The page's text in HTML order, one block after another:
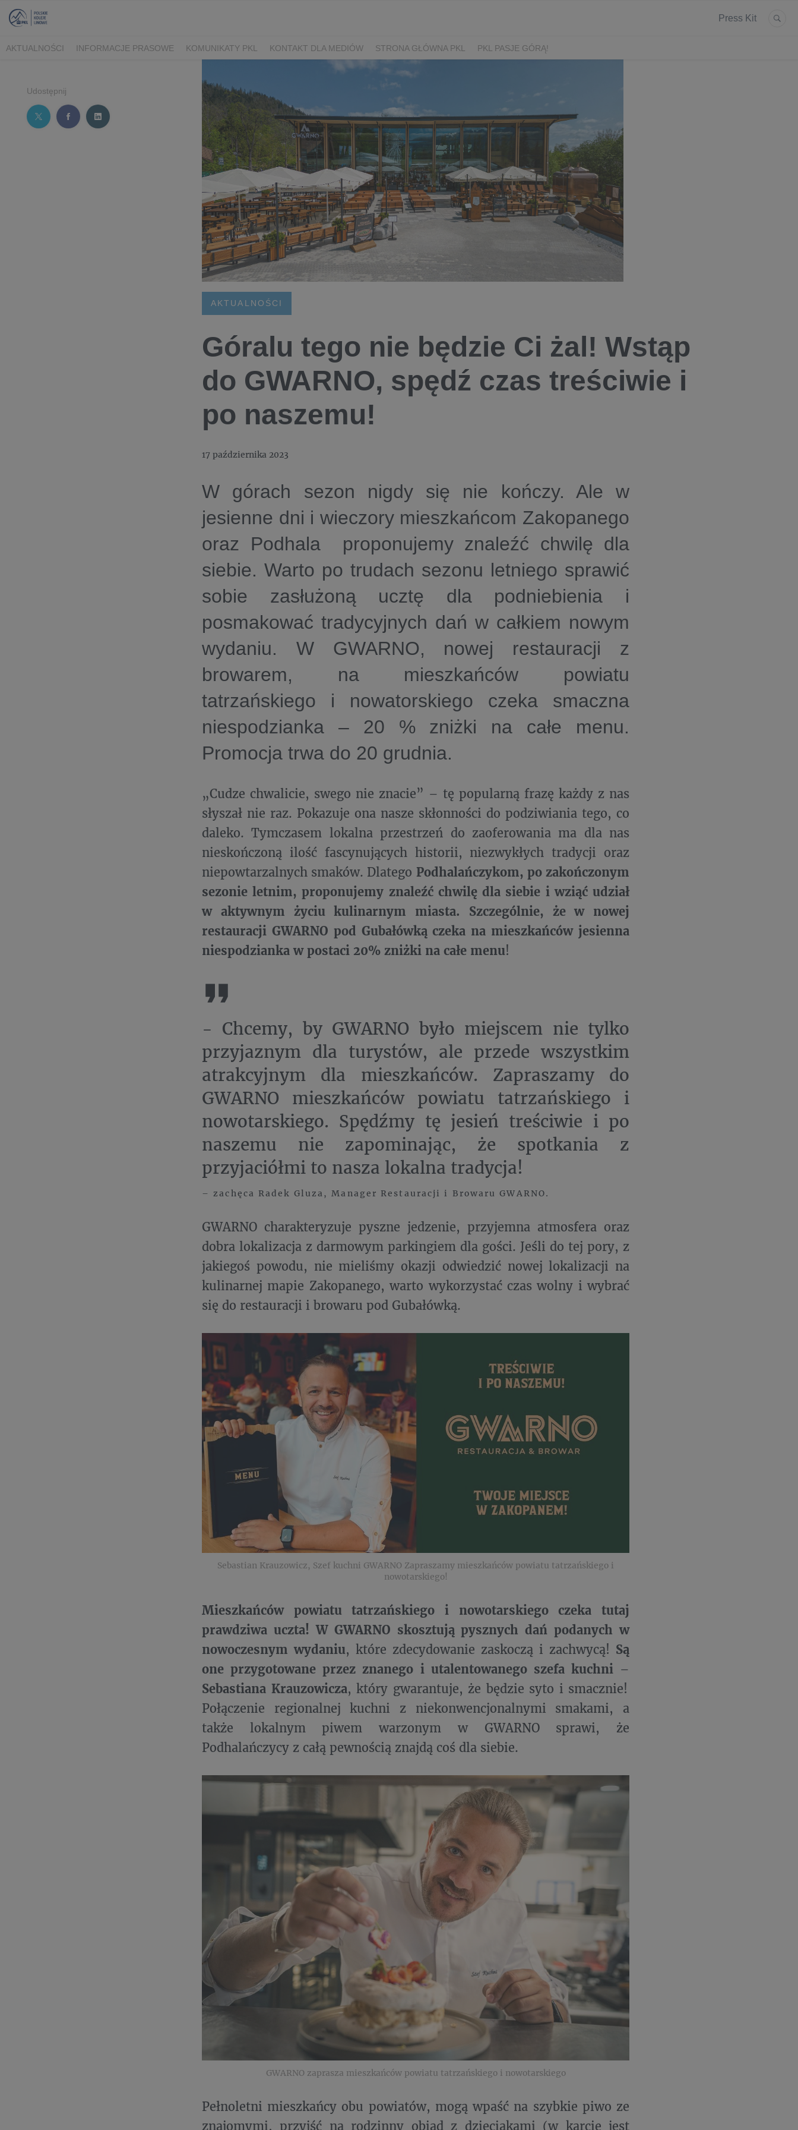
Press Kit
AKTUALNOŚCI INFORMACJE PRASOWE KOMUNIKATY PKL KONTAKT DLA MEDIÓW STRONA GŁÓWNA PKL PKL PASJE GÓRĄ!
Udostępnij
AKTUALNOŚCI
Góralu tego nie będzie Ci żal! Wstąp
do GWARNO, spędź czas treściwie i
po naszemu!
17 października 2023
W górach sezon nigdy się nie kończy. Ale w
jesienne dni i wieczory mieszkańcom Zakopanego
oraz Podhala proponujemy znaleźć chwilę dla
siebie. Warto po trudach sezonu letniego sprawić
sobie zasłużoną ucztę dla podniebienia i
posmakować tradycyjnych dań w całkiem nowym
wydaniu. W GWARNO, nowej restauracji z
browarem, na mieszkańców powiatu
tatrzańskiego i nowatorskiego czeka smaczna
niespodzianka – 20 % zniżki na całe menu.
Promocja trwa do 20 grudnia.
„Cudze chwalicie, swego nie znacie” – tę popularną frazę każdy z nas
słyszał nie raz. Pokazuje ona nasze skłonności do podziwiania tego, co
daleko. Tymczasem lokalna przestrzeń do zaoferowania ma dla nas
nieskończoną ilość fascynujących historii, niezwykłych tradycji oraz
niepowtarzalnych smaków. Dlatego Podhalańczykom, po zakończonym
sezonie letnim, proponujemy znaleźć chwilę dla siebie i wziąć udział
w aktywnym życiu kulinarnym miasta. Szczególnie, że w nowej
restauracji GWARNO pod Gubałówką czeka na mieszkańców jesienna
niespodzianka w postaci 20% zniżki na całe menu!
- Chcemy, by GWARNO było miejscem nie tylko
przyjaznym dla turystów, ale przede wszystkim
atrakcyjnym dla mieszkańców. Zapraszamy do
GWARNO mieszkańców powiatu tatrzańskiego i
nowotarskiego. Spędźmy tę jesień treściwie i po
naszemu nie zapominając, że spotkania z
przyjaciółmi to nasza lokalna tradycja!
– zachęca Radek Gluza, Manager Restauracji i Browaru GWARNO.
GWARNO charakteryzuje pyszne jedzenie, przyjemna atmosfera oraz
dobra lokalizacja z darmowym parkingiem dla gości. Jeśli do tej pory, z
jakiegoś powodu, nie mieliśmy okazji odwiedzić nowej lokalizacji na
kulinarnej mapie Zakopanego, warto wykorzystać czas wolny i wybrać
się do restauracji i browaru pod Gubałówką.
Sebastian Krauzowicz, Szef kuchni GWARNO Zapraszamy mieszkańców powiatu tatrzańskiego i
nowotarskiego!
Mieszkańców powiatu tatrzańskiego i nowotarskiego czeka tutaj
prawdziwa uczta! W GWARNO skosztują pysznych dań podanych w
nowoczesnym wydaniu, które zdecydowanie zaskoczą i zachwycą! Są
one przygotowane przez znanego i utalentowanego szefa kuchni –
Sebastiana Krauzowicza, który gwarantuje, że będzie syto i smacznie!
Połączenie regionalnej kuchni z niekonwencjonalnymi smakami, a
także lokalnym piwem warzonym w GWARNO sprawi, że
Podhalańczycy z całą pewnością znajdą coś dla siebie.
GWARNO zaprasza mieszkańców powiatu tatrzańskiego i nowotarskiego
Pełnoletni mieszkańcy obu powiatów, mogą wpaść na szybkie piwo ze
znajomymi, przyjść na rodzinny obiad z dzieciakami (w karcie jest